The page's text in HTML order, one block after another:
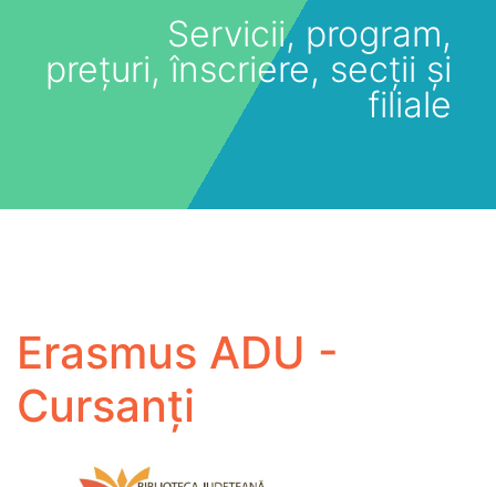
Servicii, program,
prețuri, înscriere, secții și
filiale
Erasmus ADU -
Cursanți